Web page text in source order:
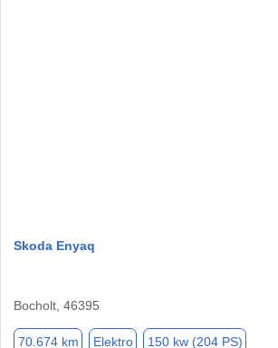
Skoda Enyaq
Bocholt, 46395
70.674 km Elektro 150 kw (204 PS)